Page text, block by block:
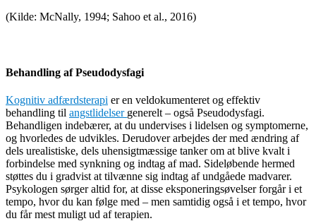
(Kilde: McNally, 1994; Sahoo et al., 2016)
Behandling af Pseudodysfagi
Kognitiv adfærdsterapi er en veldokumenteret og effektiv
behandling til angstlidelser generelt – også Pseudodysfagi.
Behandligen indebærer, at du undervises i lidelsen og symptomerne,
og hvorledes de udvikles. Derudover arbejdes der med ændring af
dels urealistiske, dels uhensigtmæssige tanker om at blive kvalt i
forbindelse med synkning og indtag af mad. Sideløbende hermed
støttes du i gradvist at tilvænne sig indtag af undgåede madvarer.
Psykologen sørger altid for, at disse eksponeringsøvelser forgår i et
tempo, hvor du kan følge med – men samtidig også i et tempo, hvor
du får mest muligt ud af terapien.